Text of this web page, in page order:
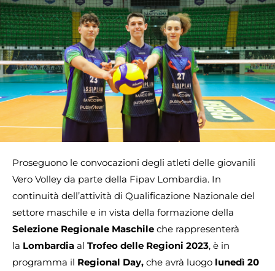
Proseguono le convocazioni degli atleti delle giovanili
Vero Volley da parte della Fipav Lombardia. In
continuità dell’attività di Qualificazione Nazionale del
settore maschile e in vista della formazione della
Selezione Regionale Maschile che rappresenterà
la Lombardia al Trofeo delle Regioni 2023, è in
programma il Regional Day, che avrà luogo lunedì 20